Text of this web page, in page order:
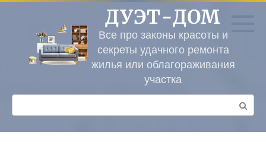
Перейти
контенту
ДУЭТ-ДОМ
Все про законы красоты и
секреты удачного ремонта
жилья или облагораживания
участка
Поиск: